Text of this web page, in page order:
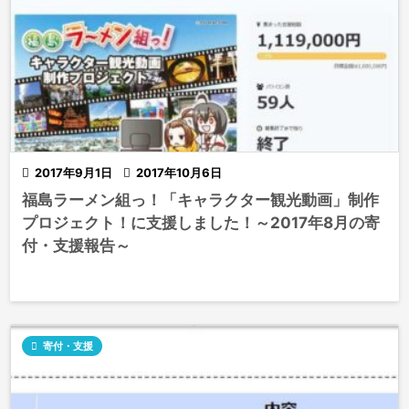
 2017年9月1日  2017年10月6日
福島ラーメン組っ！「キャラクター観光動画」制作
プロジェクト！に支援しました！～2017年8月の寄
付・支援報告～
 寄付・支援